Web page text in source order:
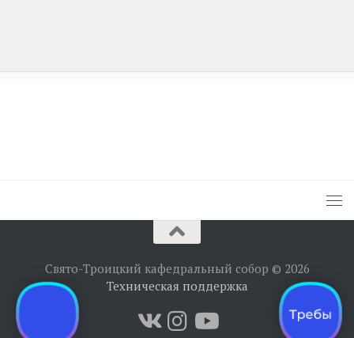
Свято-Троицкий кафедральный собор © 2026
Техническая поддержка